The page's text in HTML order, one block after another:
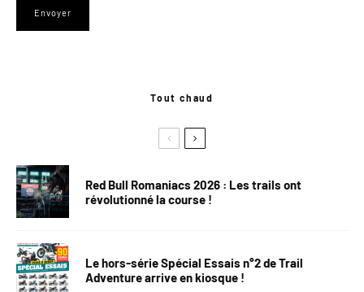
Tout chaud
Red Bull Romaniacs 2026 : Les trails ont
révolutionné la course !
Le hors-série Spécial Essais n°2 de Trail
Adventure arrive en kiosque !